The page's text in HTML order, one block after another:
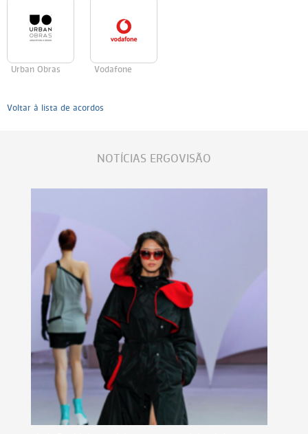
Urban Obras Vodafone
Voltar à lista de acordos
NOTÍCIAS ERGOVISÃO